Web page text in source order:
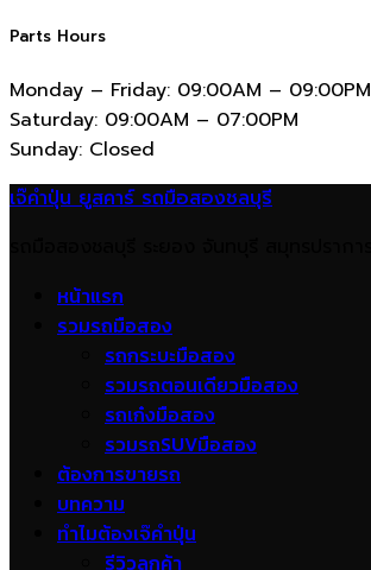
Parts Hours
Monday – Friday: 09:00AM – 09:00PM
Saturday: 09:00AM – 07:00PM
Sunday: Closed
เจ๊คำปุ่น ยูสคาร์ รถมือสองชลบุรี
หน้าแรก
รวมรถมือสอง
รถกระบะมือสอง
รวมรถตอนเดียวมือสอง
รถเก๋งมือสอง
รวมรถSUVมือสอง
ต้องการขายรถ
บทความ
ทำไมต้องเจ๊คำปุ่น
รีวิวลูกค้า